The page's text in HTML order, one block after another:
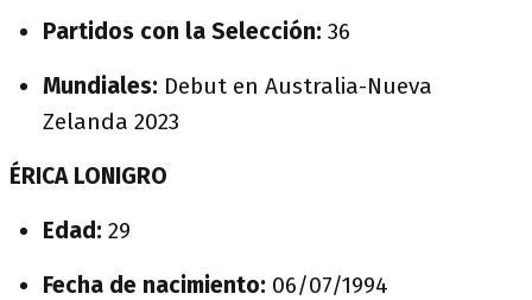
Partidos con la Selección: 36
Mundiales: Debut en Australia-Nueva
Zelanda 2023
ÉRICA LONIGRO
Edad: 29
Fecha de nacimiento: 06/07/1994